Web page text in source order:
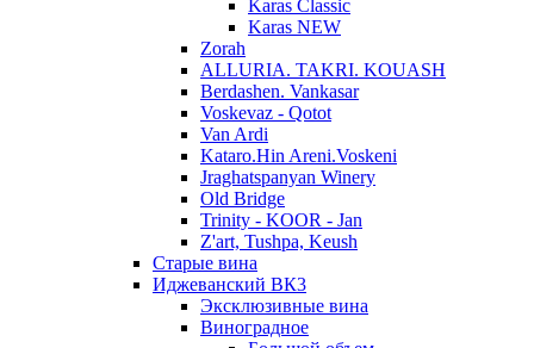
Karas Classic
Karas NEW
Zorah
ALLURIA. TAKRI. KOUASH
Berdashen. Vankasar
Voskevaz - Qotot
Van Ardi
Kataro.Hin Areni.Voskeni
Jraghatspanyan Winery
Old Bridge
Trinity - KOOR - Jan
Z'art, Tushpa, Keush
Старые вина
Иджеванский ВК3
Эксклюзивные вина
Виноградное